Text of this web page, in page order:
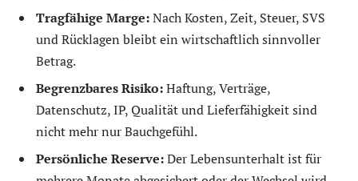
Tragfähige Marge:Nach Kosten, Zeit, Steuer, SVS
und Rücklagen bleibt ein wirtschaftlich sinnvoller
Betrag.
Begrenzbares Risiko:Haftung, Verträge,
Datenschutz, IP, Qualität und Lieferfähigkeit sind
nicht mehr nur Bauchgefühl.
Persönliche Reserve:Der Lebensunterhalt ist für